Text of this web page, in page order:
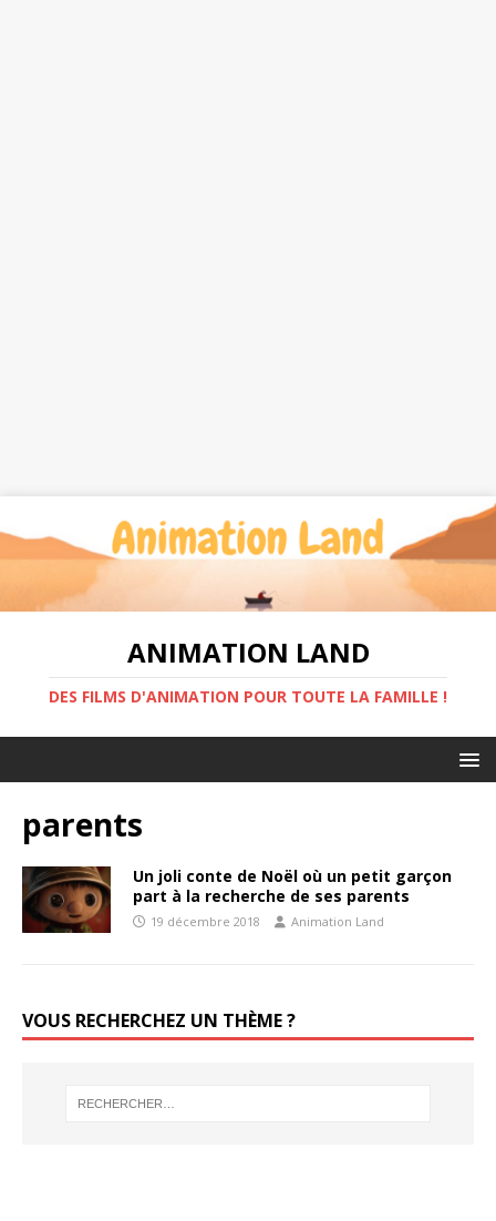
ANIMATION LAND
DES FILMS D'ANIMATION POUR TOUTE LA FAMILLE !
parents
Un joli conte de Noël où un petit garçon
part à la recherche de ses parents
19 décembre 2018 Animation Land
VOUS RECHERCHEZ UN THÈME ?